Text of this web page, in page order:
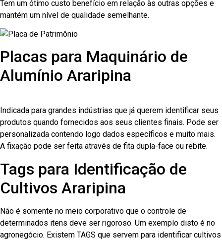
Tem um ótimo custo benefício em relação às outras opções e
mantém um nível de qualidade semelhante.
Placas para Maquinário de
Alumínio Araripina
Indicada para grandes indústrias que já querem identificar seus
produtos quando fornecidos aos seus clientes finais. Pode ser
personalizada contendo logo dados específicos e muito mais.
A fixação pode ser feita através de fita dupla-face ou rebite.
Tags para Identificação de
Cultivos Araripina
Não é somente no meio corporativo que o controle de
determinados itens deve ser rigoroso. Um exemplo disto é no
agronegócio. Existem TAGS que servem para identificar cultivos